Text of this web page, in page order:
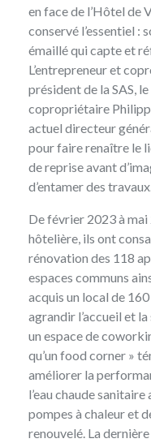
en face de l’Hôtel de
conservé l’essentiel :
émaillé qui capte et
L’entrepreneur et
président de la SAS,
copropriétaire
actuel directeur
pour faire renaître le
de reprise avant
d’entamer des travaux.
De février 2023 à
hôtelière, ils ont
rénovation des 118
espaces communs
acquis un local de
agrandir l’accueil et
un espace de
qu’un food corner »
améliorer la
l’eau chaude
pompes à chaleur et
renouvelé. La